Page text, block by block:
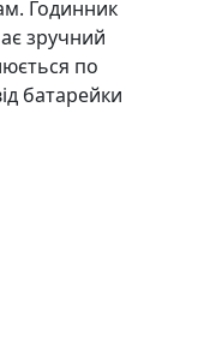
Годинник
зручний
по
батарейки